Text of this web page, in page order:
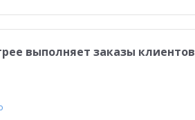
выполняет заказы клиентов